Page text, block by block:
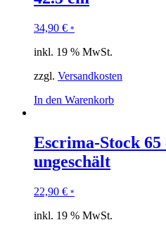
34,90 € *
inkl. 19 % MwSt.
zzgl. Versandkosten
In den Warenkorb
Escrima-Stock
ungeschält
22,90 € *
inkl. 19 % MwSt.